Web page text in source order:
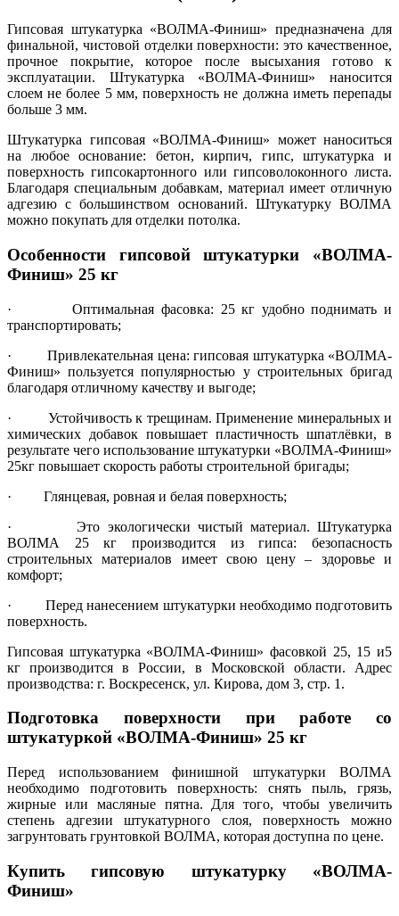
Гипсовая штукатурка «ВОЛМА-Финиш» предназначена для
финальной, чистовой отделки поверхности: это качественное,
прочное покрытие, которое после высыхания готово к
эксплуатации. Штукатурка «ВОЛМА-Финиш» наносится
слоем не более 5 мм, поверхность не должна иметь перепады
больше 3 мм.
Штукатурка гипсовая «ВОЛМА-Финиш» может наноситься
на любое основание: бетон, кирпич, гипс, штукатурка и
поверхность гипсокартонного или гипсоволоконного листа.
Благодаря специальным добавкам, материал имеет отличную
адгезию с большинством оснований. Штукатурку ВОЛМА
можно покупать для отделки потолка.
Особенности гипсовой штукатурки «ВОЛМА-
Финиш» 25 кг
· Оптимальная фасовка: 25 кг удобно поднимать и
транспортировать;
· Привлекательная цена: гипсовая штукатурка «ВОЛМА-
Финиш» пользуется популярностью у строительных бригад
благодаря отличному качеству и выгоде;
· Устойчивость к трещинам. Применение минеральных и
химических добавок повышает пластичность шпатлёвки, в
результате чего использование штукатурки «ВОЛМА-Финиш»
25кг повышает скорость работы строительной бригады;
· Глянцевая, ровная и белая поверхность;
· Это экологически чистый материал. Штукатурка
ВОЛМА 25 кг производится из гипса: безопасность
строительных материалов имеет свою цену – здоровье и
комфорт;
· Перед нанесением штукатурки необходимо подготовить
поверхность.
Гипсовая штукатурка «ВОЛМА-Финиш» фасовкой 25, 15 и5
кг производится в России, в Московской области. Адрес
производства: г. Воскресенск, ул. Кирова, дом 3, стр. 1.
Подготовка поверхности при работе со
штукатуркой «ВОЛМА-Финиш» 25 кг
Перед использованием финишной штукатурки ВОЛМА
необходимо подготовить поверхность: снять пыль, грязь,
жирные или масляные пятна. Для того, чтобы увеличить
степень адгезии штукатурного слоя, поверхность можно
загрунтовать грунтовкой ВОЛМА, которая доступна по цене.
Купить гипсовую штукатурку «ВОЛМА-
Финиш»